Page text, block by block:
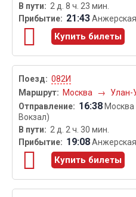
2 д. 8 ч. 23 мин.
21:43Анжерская
Купить билеты
082И
Москва
→ Улан-
16:38 Москва
Вокзал)
2 д. 2 ч. 30 мин.
19:08Анжерская
Купить билеты